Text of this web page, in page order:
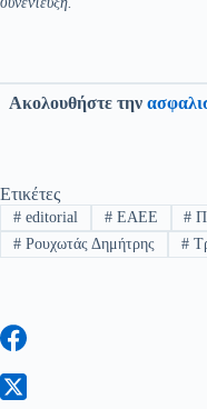
Ακολουθήστε την
Ετικέτες
#editorial #ΕΑΕΕ #
#Ρουχωτάς Δημήτρης #